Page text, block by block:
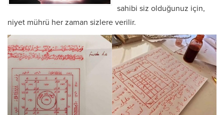
sahibi siz olduğunuz için,
niyet mührü her zaman sizlere verilir.